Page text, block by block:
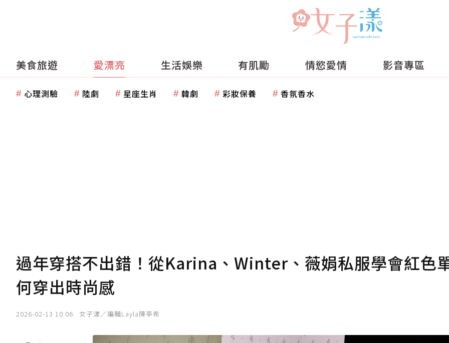
美食旅遊 愛漂亮 生活娛樂 有肌勵 情慾愛情 影音專區
心理測驗 陸劇 星座生肖 韓劇 彩妝保養 香氛香水
過年穿搭不出錯！從Karina、Winter、薇娟私服學會紅色
何穿出時尚感
2026-02-13 10:06 女子漾／編輯Layla陳亭希